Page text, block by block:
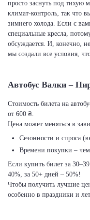
просто заснуть под тихую
климат-контроль, так что
зимнего холода. Если с
специальные кресла,
обсуждается. И, конечно,
мы создали все условия,
Автобус Валки –
Стоимость билета на
от 600 ₴.
Цена может меняться в
Сезонности и спроса
Времени покупки –
Если купить билет за
40%, за 50+ дней – 50%!
Чтобы получить лучшие
особенно в праздники и